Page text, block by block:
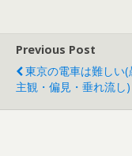
Previous Post
東京の電車は難しい(
主観・偏見・垂れ流し)